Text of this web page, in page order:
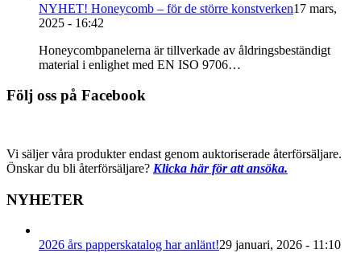
NYHET! Honeycomb – för de större konstverken17 mars,
2025 - 16:42
Honeycombpanelerna är tillverkade av åldringsbeständigt
material i enlighet med EN ISO 9706…
Följ oss på Facebook
Vi säljer våra produkter endast genom auktoriserade återförsäljare.
Önskar du bli återförsäljare? Klicka här för att ansöka.
NYHETER
2026 års papperskatalog har anlänt!29 januari, 2026 - 11:10